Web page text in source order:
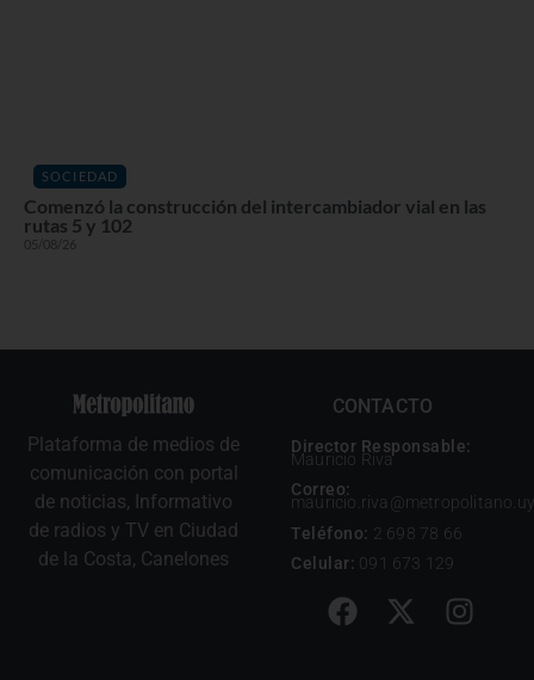
SOCIEDAD
Comenzó la construcción del intercambiador vial en las
rutas 5 y 102
05/08/26
Plataforma de medios de
comunicación con portal
de noticias, Informativo
de radios y TV en Ciudad
de la Costa, Canelones
CONTACTO
Director Responsable:
Mauricio Riva
Correo:
mauricio.riva@metropolitano.uy
Teléfono: 2 698 78 66
Celular: 091 673 129